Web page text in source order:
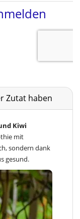
Zutat haben
Kiwi
mit
sondern dank
gesund.